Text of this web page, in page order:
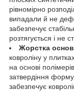
рівномірно
випадали й не
забезпечує
розтягується і не
Жорстка
ковроліну у
на основі
затвердіння
забезпечує